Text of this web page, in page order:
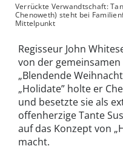
Verrückte Verwandtschaft:
Chenoweth) steht bei
Mittelpunkt
Regisseur John
von der
„Blendende
„Holidate” holte er
und besetzte sie als
offenherzige Tante
auf das Konzept von
macht.